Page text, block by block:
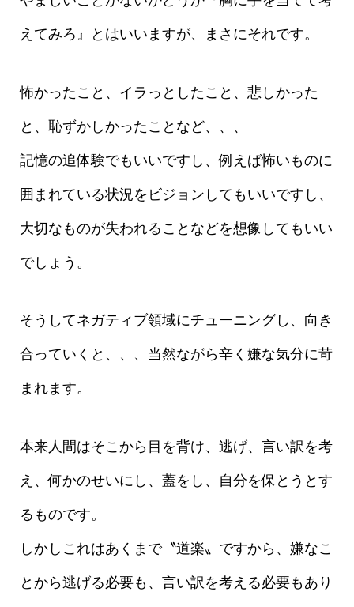
えてみろ』とはいいますが、まさにそれです。
怖かったこと、イラっとしたこと、悲しかった
と、恥ずかしかったことなど、、、
記憶の追体験でもいいですし、例えば怖いものに
囲まれている状況をビジョンしてもいいですし、
大切なものが失われることなどを想像してもいい
でしょう。
そうしてネガティブ領域にチューニングし、向き
合っていくと、、、当然ながら辛く嫌な気分に苛
まれます。
本来人間はそこから目を背け、逃げ、言い訳を考
え、何かのせいにし、蓋をし、自分を保とうとす
るものです。
しかしこれはあくまで〝道楽〟ですから、嫌なこ
とから逃げる必要も、言い訳を考える必要もあり